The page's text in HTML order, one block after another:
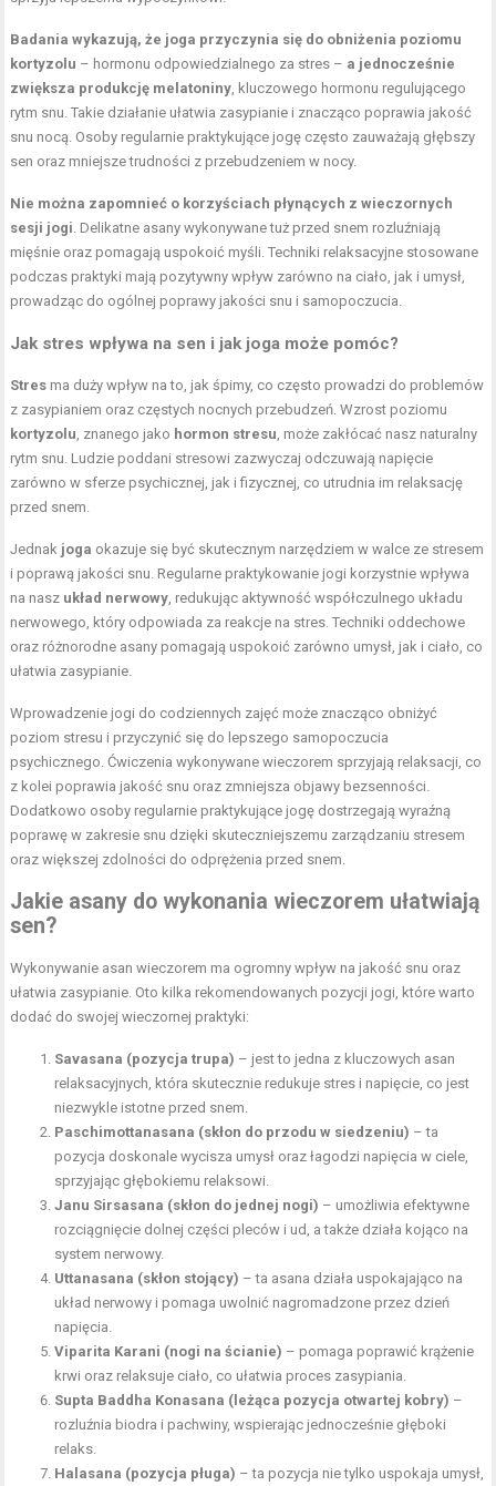
Badania wykazują, że joga przyczynia się do obniżenia poziomu
kortyzolu – hormonu odpowiedzialnego za stres – a jednocześnie
zwiększa produkcję melatoniny , kluczowego hormonu regulującego
rytm snu. Takie działanie ułatwia zasypianie i znacząco poprawia jakość
snu nocą. Osoby regularnie praktykujące jogę często zauważają głębszy
sen oraz mniejsze trudności z przebudzeniem w nocy.
Nie można zapomnieć o korzyściach płynących z wieczornych
sesji jogi . Delikatne asany wykonywane tuż przed snem rozluźniają
mięśnie oraz pomagają uspokoić myśli. Techniki relaksacyjne stosowane
podczas praktyki mają pozytywny wpływ zarówno na ciało, jak i umysł,
prowadząc do ogólnej poprawy jakości snu i samopoczucia.
Jak stres wpływa na sen i jak joga może pomóc?
Stres ma duży wpływ na to, jak śpimy, co często prowadzi do problemów
z zasypianiem oraz częstych nocnych przebudzeń. Wzrost poziomu
kortyzolu , znanego jako hormon stresu , może zakłócać nasz naturalny
rytm snu. Ludzie poddani stresowi zazwyczaj odczuwają napięcie
zarówno w sferze psychicznej, jak i fizycznej, co utrudnia im relaksację
przed snem.
Jednak joga okazuje się być skutecznym narzędziem w walce ze stresem
i poprawą jakości snu. Regularne praktykowanie jogi korzystnie wpływa
na nasz układ nerwowy , redukując aktywność współczulnego układu
nerwowego, który odpowiada za reakcje na stres. Techniki oddechowe
oraz różnorodne asany pomagają uspokoić zarówno umysł, jak i ciało, co
ułatwia zasypianie.
Wprowadzenie jogi do codziennych zajęć może znacząco obniżyć
poziom stresu i przyczynić się do lepszego samopoczucia
psychicznego. Ćwiczenia wykonywane wieczorem sprzyjają relaksacji, co
z kolei poprawia jakość snu oraz zmniejsza objawy bezsenności.
Dodatkowo osoby regularnie praktykujące jogę dostrzegają wyraźną
poprawę w zakresie snu dzięki skuteczniejszemu zarządzaniu stresem
oraz większej zdolności do odprężenia przed snem.
Jakie asany do wykonania wieczorem ułatwiają
sen?
Wykonywanie asan wieczorem ma ogromny wpływ na jakość snu oraz
ułatwia zasypianie. Oto kilka rekomendowanych pozycji jogi, które warto
dodać do swojej wieczornej praktyki:
Savasana (pozycja trupa) – jest to jedna z kluczowych asan
relaksacyjnych, która skutecznie redukuje stres i napięcie, co jest
niezwykle istotne przed snem.
Paschimottanasana (skłon do przodu w siedzeniu) – ta
pozycja doskonale wycisza umysł oraz łagodzi napięcia w ciele,
sprzyjając głębokiemu relaksowi.
Janu Sirsasana (skłon do jednej nogi) – umożliwia efektywne
rozciągnięcie dolnej części pleców i ud, a także działa kojąco na
system nerwowy.
Uttanasana (skłon stojący) – ta asana działa uspokajająco na
układ nerwowy i pomaga uwolnić nagromadzone przez dzień
napięcia.
Viparita Karani (nogi na ścianie) – pomaga poprawić krążenie
krwi oraz relaksuje ciało, co ułatwia proces zasypiania.
Supta Baddha Konasana (leżąca pozycja otwartej kobry) –
rozluźnia biodra i pachwiny, wspierając jednocześnie głęboki
relaks.
Halasana (pozycja pługa) – ta pozycja nie tylko uspokaja umysł,